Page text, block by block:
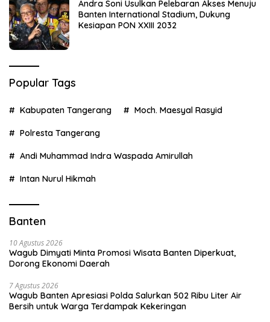
Andra Soni Usulkan Pelebaran Akses Menuju
Banten International Stadium, Dukung
Kesiapan PON XXIII 2032
Popular Tags
Kabupaten Tangerang Moch. Maesyal Rasyid
Polresta Tangerang
Andi Muhammad Indra Waspada Amirullah
Intan Nurul Hikmah
Banten
10 Agustus 2026
Wagub Dimyati Minta Promosi Wisata Banten Diperkuat,
Dorong Ekonomi Daerah
7 Agustus 2026
Wagub Banten Apresiasi Polda Salurkan 502 Ribu Liter Air
Bersih untuk Warga Terdampak Kekeringan